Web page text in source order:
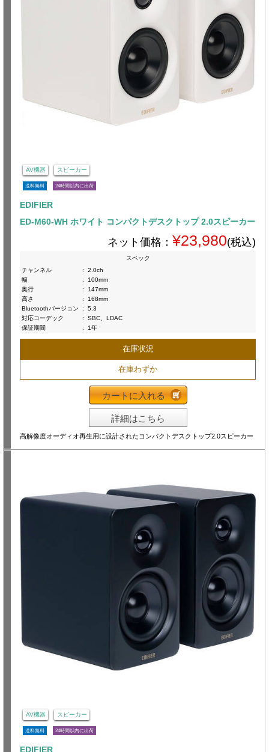
AV機器 スピーカー
送料無料 24時間以内に出荷
EDIFIER
ED-M60-WH ホワイト コンパクトデスクトップ 2.0スピーカー
ネット価格： ¥23,980(税込)
スペック
チャンネル
:
2.0ch
幅
:
100mm
奥行
:
147mm
高さ
:
168mm
Bluetoothバージョン
:
5.3
対応コーデック
:
SBC、LDAC
保証期間
: 1年
在庫状況
在庫わずか
カートに入れる
詳細はこちら
高解像度オーディオ再生用に設計されたコンパクトデスクトップ2.0スピーカー
AV機器 スピーカー
送料無料 24時間以内に出荷
EDIFIER